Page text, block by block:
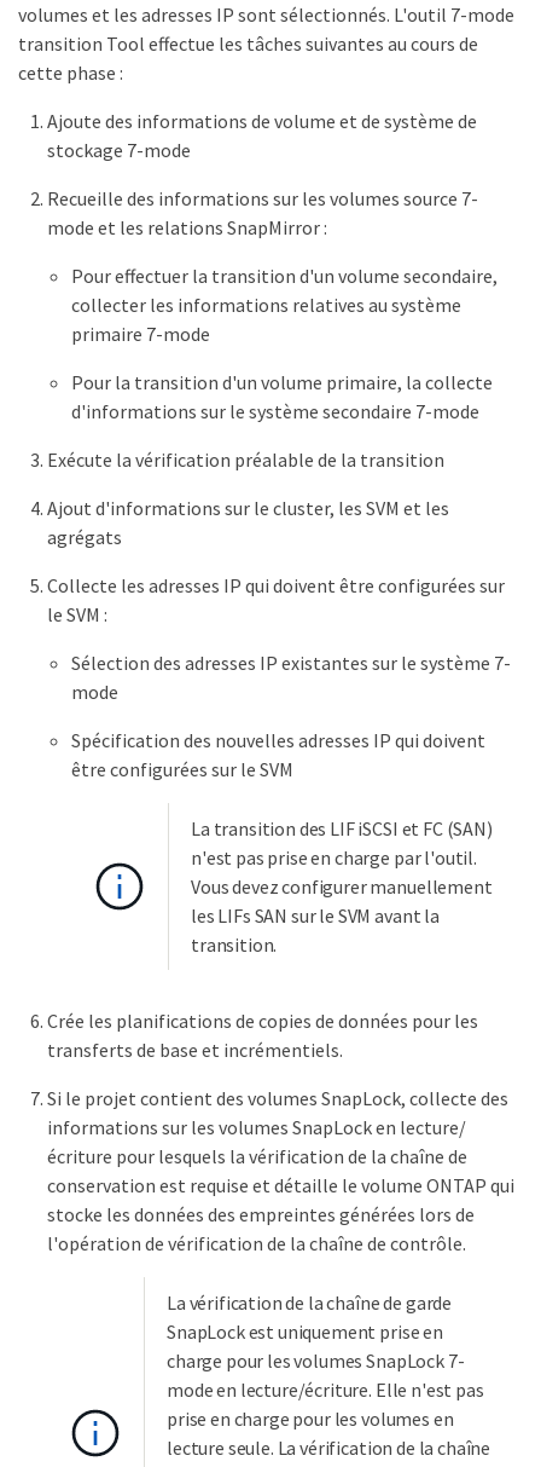
volumes et les adresses IP sont sélectionnés. L'outil 7-mode
transition Tool effectue les tâches suivantes au cours de
cette phase :
Ajoute des informations de volume et de système de
stockage 7-mode
Recueille des informations sur les volumes source 7-
mode et les relations SnapMirror :
Pour effectuer la transition d'un volume secondaire,
collecter les informations relatives au système
primaire 7-mode
Pour la transition d'un volume primaire, la collecte
d'informations sur le système secondaire 7-mode
Exécute la vérification préalable de la transition
Ajout d'informations sur le cluster, les SVM et les
agrégats
Collecte les adresses IP qui doivent être configurées sur
le SVM :
Sélection des adresses IP existantes sur le système 7-
mode
Spécification des nouvelles adresses IP qui doivent
être configurées sur le SVM
La transition des LIF iSCSI et FC (SAN)
n'est pas prise en charge par l'outil.
Vous devez configurer manuellement
les LIFs SAN sur le SVM avant la
transition.
Crée les planifications de copies de données pour les
transferts de base et incrémentiels.
Si le projet contient des volumes SnapLock, collecte des
informations sur les volumes SnapLock en lecture/
écriture pour lesquels la vérification de la chaîne de
conservation est requise et détaille le volume ONTAP qui
stocke les données des empreintes générées lors de
l'opération de vérification de la chaîne de contrôle.
La vérification de la chaîne de garde
SnapLock est uniquement prise en
charge pour les volumes SnapLock 7-
mode en lecture/écriture. Elle n'est pas
prise en charge pour les volumes en
lecture seule. La vérification de la chaîne